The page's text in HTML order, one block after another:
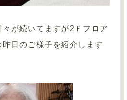
が続いてますが2Ｆフロア
日のご様子を紹介します